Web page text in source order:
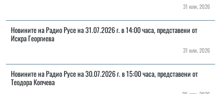
31 юли, 2026
Новините на Радио Русе на 31.07.2026 г. в 14:00 часа, представени от
Искра Георгиева
31 юли, 2026
Новините на Радио Русе на 30.07.2026 г. в 15:00 часа, представени от
Теодора Копчева